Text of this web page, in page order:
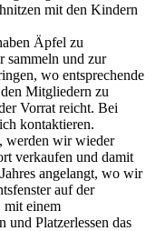
mit den Kindern
Äpfel zu
sammeln und zur
wo entsprechende
Mitgliedern zu
Vorrat reicht. Bei
kontaktieren.
werden wir wieder
verkaufen und damit
angelangt, wo wir
auf der
mit einem
Platzerlessen das